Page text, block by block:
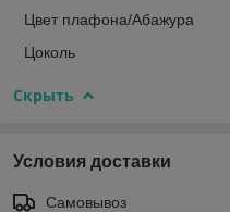
Цвет плафона/Абажура
Цоколь
Скрыть
Условия доставки
Самовывоз